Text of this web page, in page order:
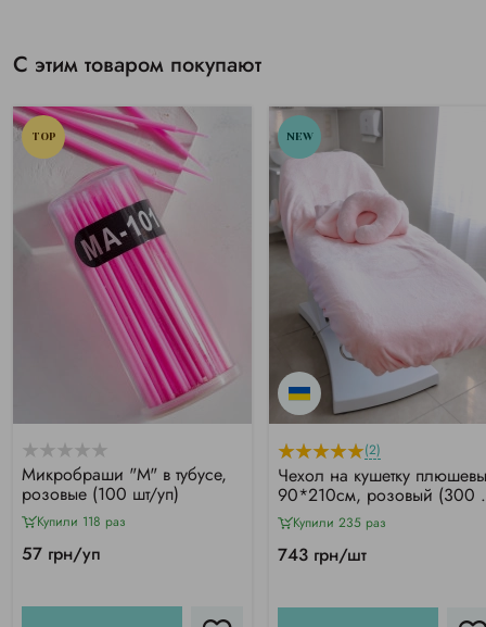
С этим товаром покупают
TOP
Микробраши "М" в тубусе,
розовые (100 шт/уп)
Купили 118 раз
57 грн/уп
NEW
(2)
Чехол на кушетку
90*210см, розовый (300
м²)Купили 235 раз
743 грн/шт